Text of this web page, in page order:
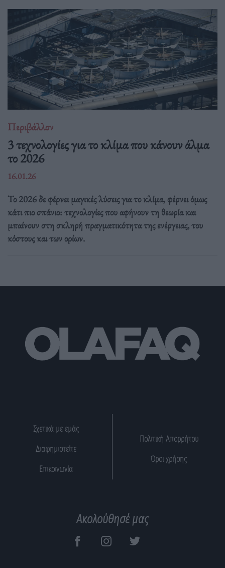
Περιβάλλον
3 τεχνολογίες για το κλίμα που κάνουν άλμα
το 2026
16.01.26
Το 2026 δε φέρνει μαγικές λύσεις για το κλίμα, φέρνει όμως
κάτι πιο σπάνιο: τεχνολογίες που αφήνουν τη θεωρία και
μπαίνουν στη σκληρή πραγματικότητα της ενέργειας, του
κόστους και των ορίων.
Σχετικά με εμάς
Διαφημιστείτε
Επικοινωνία
Πολιτική Απορρήτου
Όροι χρήσης
Ακολούθησέ μας